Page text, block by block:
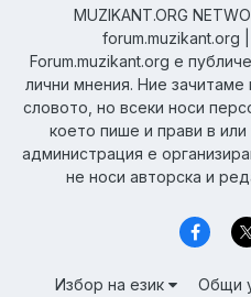
MUZIKANT.ORG
forum.muzikant.org
Forum.muzikant.org е
лични мнения. Ние
словото, но всеки носи
което пише и прави в
администрация е
не носи авторска и
Избор на език Общи